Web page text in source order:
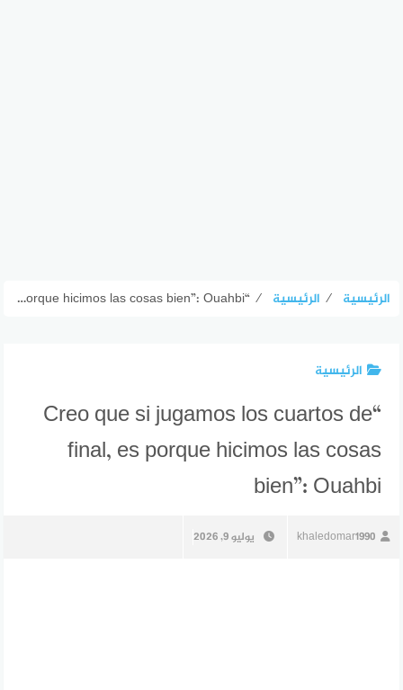
الرئيسية ⁄ الرئيسية ⁄
“Creo que si jugamos los cuartos de final, es porque hicimos las cosas bien”: Ouahbi
الرئيسية
“Creo que si jugamos los cuartos de
final, es porque hicimos las cosas
bien”: Ouahbi
khaledomar1990 يوليو 9, 2026